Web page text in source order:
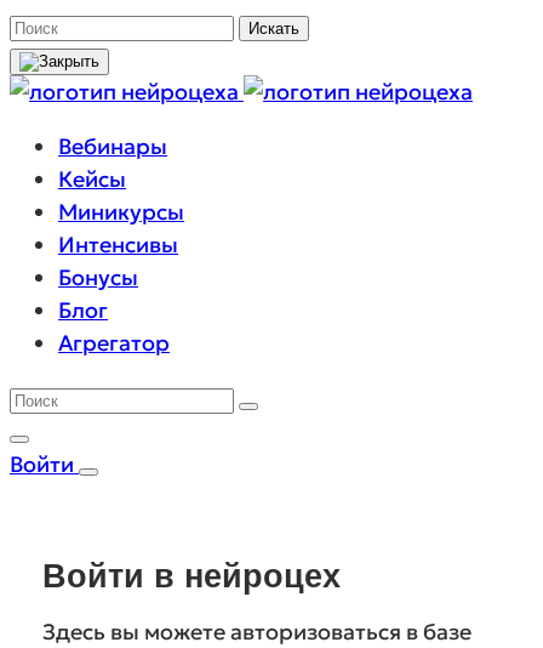
Поиск Искать
Вебинары
Кейсы
Миникурсы
Интенсивы
Бонусы
Блог
Агрегатор
Войти
Войти в нейроцех
Здесь вы можете авторизоваться в базе